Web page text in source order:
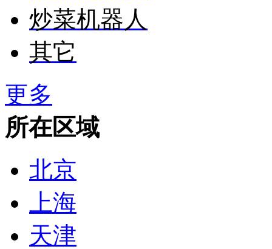
炒菜机器人
其它
更多
所在区域
北京
上海
天津